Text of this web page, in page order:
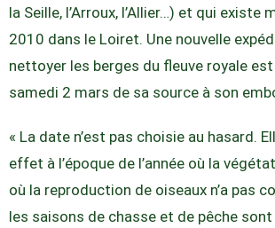
la Seille, l’Arroux, l’Allier…) et qui existe
2010 dans le Loiret. Une nouvelle
nettoyer les berges du fleuve royale
samedi 2 mars de sa source à son
« La date n’est pas choisie au hasard.
effet à l’époque de l’année où la
où la reproduction de oiseaux n’a pas
les saisons de chasse et de pêche